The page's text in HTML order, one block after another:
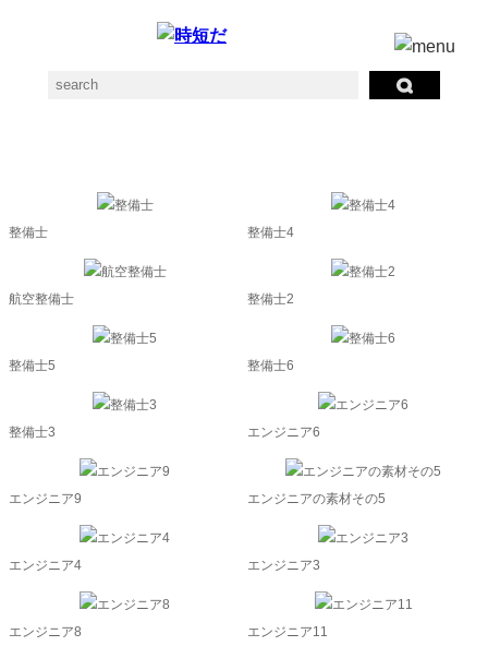
整備士 整備士4
航空整備士 整備士2
整備士5 整備士6
整備士3 エンジニア6
エンジニア9 エンジニアの素材その5
エンジニア4 エンジニア3
エンジニア8 エンジニア11